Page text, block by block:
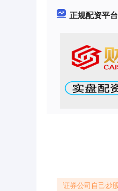
正规配资平
证券公司自己炒